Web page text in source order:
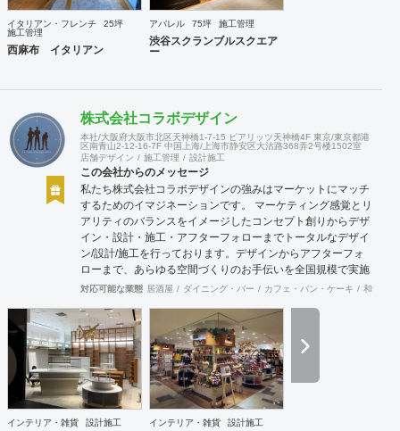
イタリアン・フレンチ
25坪
施工管理
西麻布 イタリアン
アパレル 75坪 施工管理
渋谷スクランブルスクエア
ー
株式会社コラボデザイン
本社/大阪府大阪市北区天神橋1-7-15 ビアリッツ天神橋4F 東京/東京都港
区南青山2-12-16-7F 中国上海/上海市静安区大沽路368弄2号楼1502室
店舗デザイン
施工管理 設計施工
この会社からのメッセージ
私たち株式会社コラボデザインの強みはマーケットにマッチ
するためのイマジネーションです。 マーケティング感覚とリ
アリティのバランスをイメージしたコンセプト創りからデザ
イン・設計・施工・アフターフォローまでトータルなデザイ
ン/設計/施工を行っております。デザインからアフターフォ
ローまで、あらゆる空間づくりのお手伝いを全国規模で実施
できます。上海にもオフィスがございますので、中国での実
対応可能な業態 居酒屋 ダイニング・バー カフェ・パン・ケーキ 和食・
インテリア・雑貨 設計施工 インテリア・雑貨 設計施工